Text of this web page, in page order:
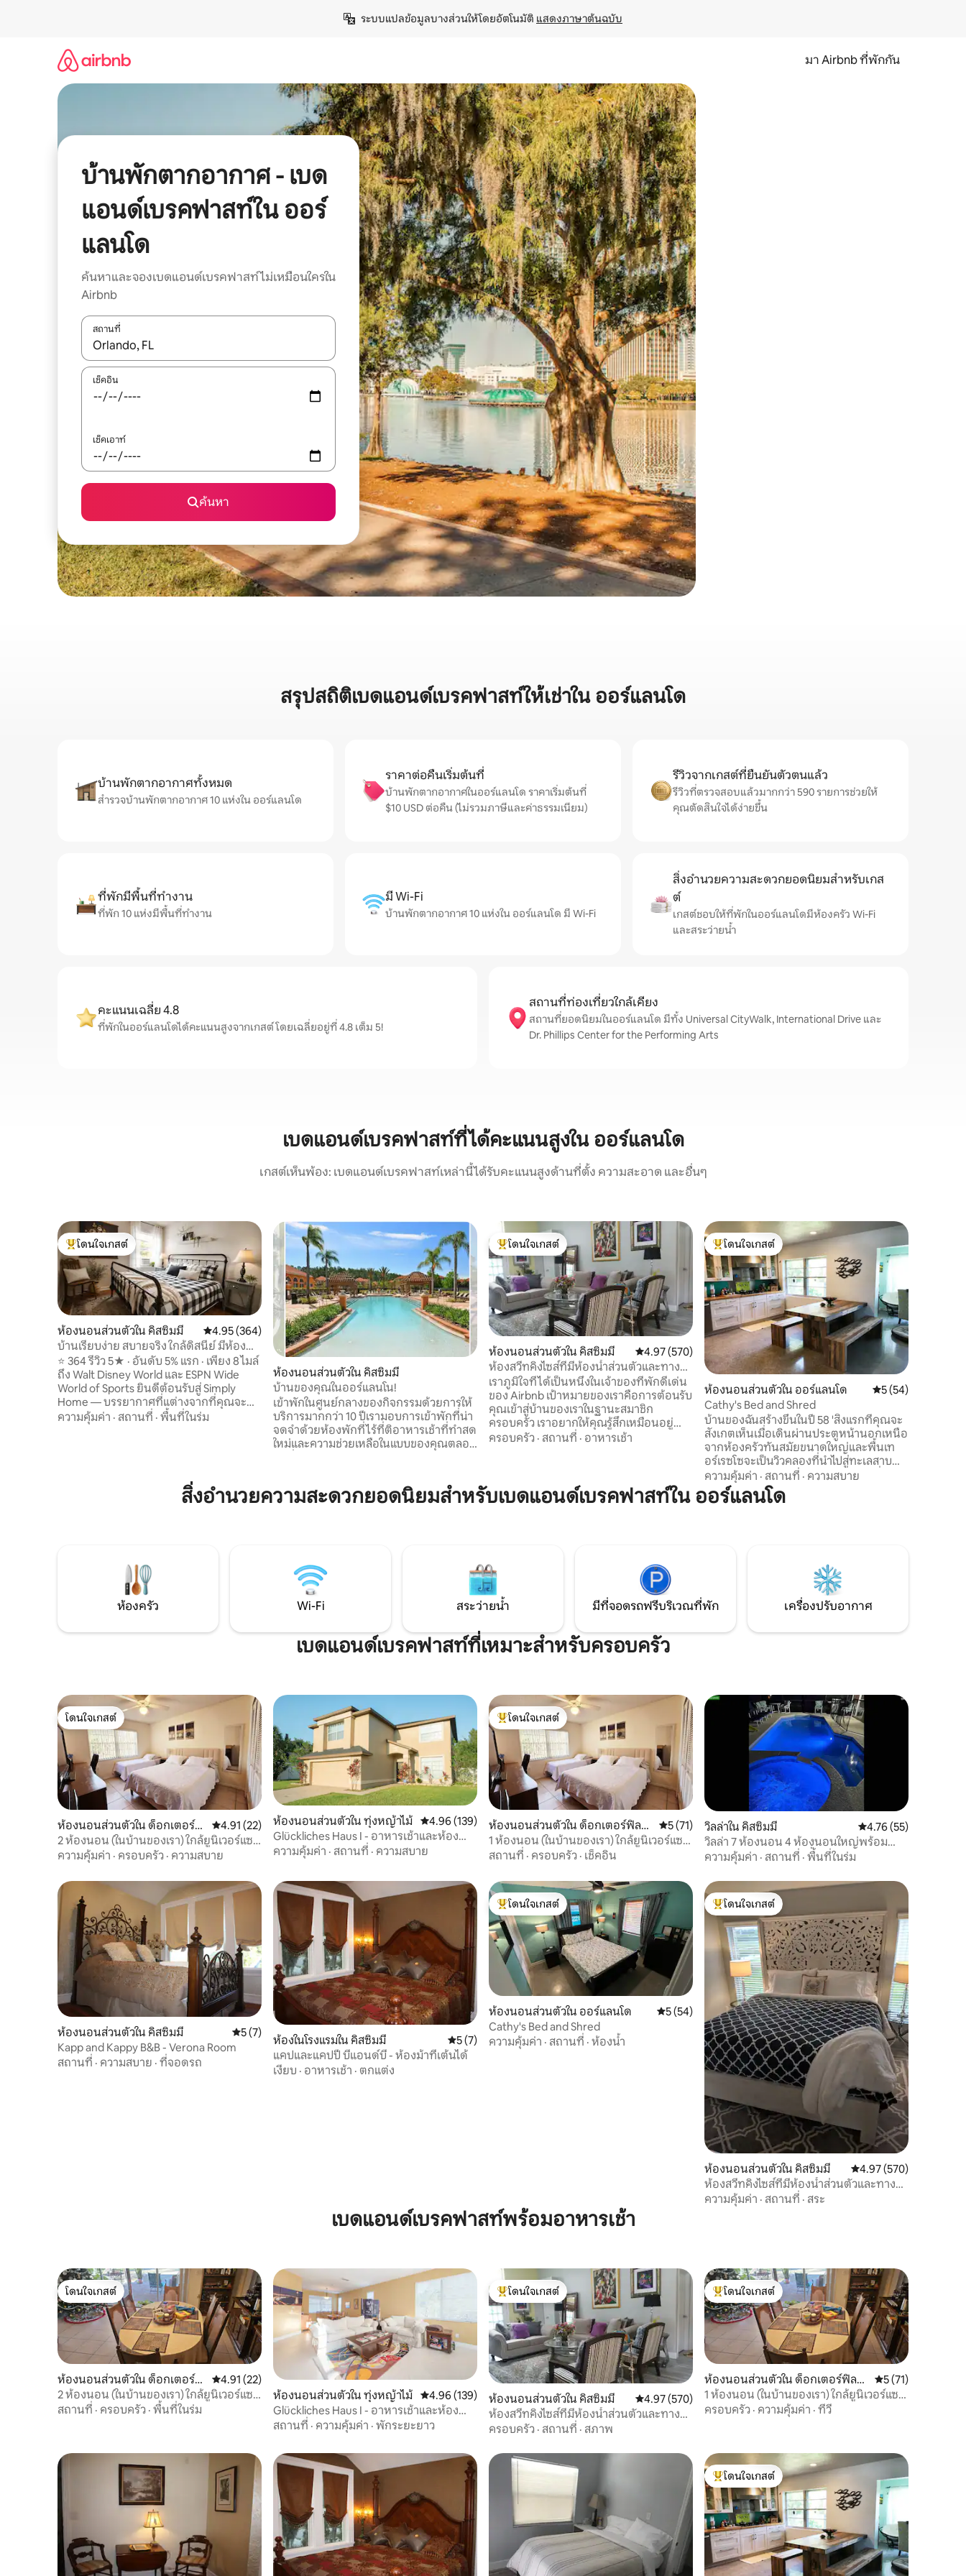
ระบบแปลข้อมูลบางส่วนให้โดยอัตโนมัติ แสดงภาษาต้นฉบับ
มา Airbnb ที่พักกัน
บ้านพักตากอากาศ - เบด
แอนด์เบรคฟาสท์ใน ออร์
แลนโด
ค้นหาและจองเบดแอนด์เบรคฟาสท์ไม่เหมือนใครใน
Airbnb
สถานที่
ใช้ลูกศรขึ้นลง หรือใช้การสัมผัสหรือปัด เพื่อสำรวจผลการค้นหา
เช็คอิน
เช็คเอาท์
ค้นหา
สรุปสถิติเบดแอนด์เบรคฟาสท์ให้เช่าใน ออร์แลนโด
บ้านพักตากอากาศทั้งหมด
สำรวจบ้านพักตากอากาศ 10 แห่งใน ออร์แลนโด
ราคาต่อคืนเริ่มต้นที่
บ้านพักตากอากาศในออร์แลนโด ราคาเริ่มต้นที่
$10 USD ต่อคืน (ไม่รวมภาษีและค่าธรรมเนียม)
รีวิวจากเกสต์ที่ยืนยันตัวตนแล้ว
รีวิวที่ตรวจสอบแล้วมากกว่า 590 รายการช่วยให้
คุณตัดสินใจได้ง่ายขึ้น
ที่พักมีพื้นที่ทำงาน
ที่พัก 10 แห่งมีพื้นที่ทำงาน
มี Wi-Fi
บ้านพักตากอากาศ 10 แห่งใน ออร์แลนโด มี Wi-Fi
สิ่งอำนวยความสะดวกยอดนิยมสำหรับเกส
ต์
เกสต์ชอบให้ที่พักในออร์แลนโดมีห้องครัว Wi-Fi
และสระว่ายน้ำ
คะแนนเฉลี่ย 4.8
ที่พักในออร์แลนโดได้คะแนนสูงจากเกสต์ โดยเฉลี่ยอยู่ที่ 4.8 เต็ม 5!
สถานที่ท่องเที่ยวใกล้เคียง
สถานที่ยอดนิยมในออร์แลนโด มีทั้ง Universal CityWalk, International Drive และ
Dr. Phillips Center for the Performing Arts
เบดแอนด์เบรคฟาสท์ที่ได้คะแนนสูงใน ออร์แลนโด
เกสต์เห็นพ้อง: เบดแอนด์เบรคฟาสท์เหล่านี้ได้รับคะแนนสูงด้านที่ตั้ง ความสะอาด และอื่นๆ
โดนใจเกสต์ที่สุด
โดนใจเกสต์
ห้องนอนส่วนตัวใน คิสซิมมี คะแนนเฉลี่ย 4.95 จาก 5, 364 รีวิว
4.95 (364)
บ้านเรียบง่าย สบายจริง ใกล้ดิสนีย์ มีห้อง
ครัวให้ใช้
⭐ 364 รีวิว 5★ · อันดับ 5% แรก · เพียง 8 ไมล์
ถึง Walt Disney World และ ESPN Wide
World of Sports ยินดีต้อนรับสู่ Simply
Home — บรรยากาศที่แต่างจากที่คุณจะ
พบในโรงแรมมาตรฐาน คู่รัก นักเดินทางคน
ปฏิบัติต่อคุณเหมือนเป็นครอบครัว สระว่าย
น้ำสวยงามที่มีตาข่ายกั้นพร้อมโมเสกมิกกี้ที่
ความคุ้มค่า · สถานที่ · พื้นที่ในร่ม
ห้องนอนส่วนตัวใน คิสซิมมี
บ้านของคุณในออร์แลนโน!
เข้าพักในศูนย์กลางของกิจกรรมด้วยการให้
บริการมากกว่า 10 ปีเรามอบการเข้าพักที่น่า
จดจำด้วยห้องพักที่ไร้ที่ติอาหารเช้าที่ทำสด
ใหม่และความช่วยเหลือในแบบของคุณตลอด
เพื่อความสะดวกสบายของคุณ มีที่จอดรถ
สะดวกสบายใกล้บ้านเพื่อให้เข้าถึงได้ง่าย เรา
ต้อนรับอย่างแท้จริง!
โดนใจเกสต์ที่สุด
โดนใจเกสต์
ห้องนอนส่วนตัวใน คิสซิมมี คะแนนเฉลี่ย 4.97 จาก 5, 570 รีวิว
4.97 (570)
ห้องสวีทคิงไซส์ที่มีห้องน้ำส่วนตัวและทาง
เข้าส่วนตัว
เราภูมิใจที่ได้เป็นหนึ่งในเจ้าของที่พักดีเด่น
ของ Airbnb เป้าหมายของเราคือการต้อนรับ
คุณเข้าสู่บ้านของเราในฐานะสมาชิก
ครอบครัว เราอยากให้คุณรู้สึกเหมือนอยู่
บ้านและมีความสุขผ่อนคลายและสร้างความ
พรีเมียมอินเทอร์เน็ตระดับพรีเมียมและตู้
เย็นไมโครเวฟและโต๊ะรับประทานอาหาร
ครอบครัว · สถานที่ · อาหารเช้า
โดนใจเกสต์ที่สุด
โดนใจเกสต์
ห้องนอนส่วนตัวใน ออร์แลนโด คะแนนเฉลี่ย 5 จาก
5 (54)
Cathy's Bed and Shred
บ้านของฉันสร้างขึ้นในปี 58 'สิ่งแรกที่คุณจะ
สังเกตเห็นเมื่อเดินผ่านประตูหน้านอกเหนือ
จากห้องครัวทันสมัยขนาดใหญ่และพื้นเท
อร์เรซโซจะเป็นวิวคลองที่นำไปสู่ทะเลสาบ
เคลียร์เลคได้ บ้านของฉันเป็นตัวแทนที่ดีว่า
ฉันเป็นใคร ควรเป็นเพราะฉันทาสีมัน! ทุก
อย่างในนั้นมีเรื่องราวของตัวเองเกี่ยวกับ
นักเดินทางที่ทุกคนมีเรื่องราว
ความคุ้มค่า · สถานที่ · ความสบาย
สิ่งอำนวยความสะดวกยอดนิยมสำหรับเบดแอนด์เบรคฟาสท์ใน ออร์แลนโด
ห้องครัว Wi-Fi สระว่ายน้ำ มีที่จอดรถฟรีบริเวณที่พัก เครื่องปรับอากาศ
เบดแอนด์เบรคฟาสท์ที่เหมาะสำหรับครอบครัว
โดนใจเกสต์
โดนใจเกสต์
ห้องนอนส่วนตัวใน ด็อกเตอร์ฟิ
ลลิปส์
คะแนนเฉลี่ย 4.91 จาก 5, 22 รีวิว
4.91 (22)
2 ห้องนอน (ในบ้านของเรา) ใกล้ยูนิเวอร์แซล
ดิสนีย์
ความคุ้มค่า · ครอบครัว · ความสบาย
ห้องนอนส่วนตัวใน ทุ่งหญ้าไม้ คะแนนเฉลี่ย 4.96 จาก 5, 139 รีวิว
4.96 (139)
Glückliches Haus I - อาหารเช้าและห้องน้ำ
ส่วนตัว
ความคุ้มค่า · สถานที่ · ความสบาย
โดนใจเกสต์ที่สุด
โดนใจเกสต์
ห้องนอนส่วนตัวใน ด็อกเตอร์ฟิลลิ
ปส์
คะแนนเฉลี่ย 5 จาก 5, 71 รีวิว
5 (71)
1 ห้องนอน (ในบ้านของเรา) ใกล้ยูนิเวอร์แซล
ดิสนีย์
สถานที่ · ครอบครัว · เช็คอิน
วิลล่าใน คิสซิมมี คะแนนเฉลี่ย 4.76 จาก
4.76 (55)
วิลล่า 7 ห้องนอน 4 ห้องนอนใหญ่พร้อม
เตียงคิงไซส์ + สระว่ายน้ำส่วนตัว ดิสนีย์และ
ความคุ้มค่า · สถานที่ · พื้นที่ในร่ม
ห้องนอนส่วนตัวใน คิสซิมมี คะแนนเฉลี่ย 5 จาก 5, 7 รีวิว
5 (7)
Kapp and Kappy B&B - Verona Room
สถานที่ · ความสบาย · ที่จอดรถ
ห้องในโรงแรมใน คิสซิมมี คะแนนเฉลี่ย 5 จาก 5, 7 รีวิว
5 (7)
แคปและแคปปี้ บีแอนด์บี - ห้องม้าที่เต้นได้
เงียบ · อาหารเช้า · ตกแต่ง
โดนใจเกสต์ที่สุด
โดนใจเกสต์
ห้องนอนส่วนตัวใน ออร์แลนโด คะแนนเฉลี่ย 5 จาก 5, 54 รีวิว
5 (54)
Cathy's Bed and Shred
ความคุ้มค่า · สถานที่ · ห้องน้ำ
โดนใจเกสต์ที่สุด
โดนใจเกสต์
ห้องนอนส่วนตัวใน คิสซิมมี คะแนนเฉลี่ย 4.97 จาก
4.97 (570)
ห้องสวีทคิงไซส์ที่มีห้องน้ำส่วนตัวและทาง
เข้าส่วนตัว
ความคุ้มค่า · สถานที่ · สระ
เบดแอนด์เบรคฟาสท์พร้อมอาหารเช้า
โดนใจเกสต์
โดนใจเกสต์
ห้องนอนส่วนตัวใน ด็อกเตอร์ฟิ
ลลิปส์
คะแนนเฉลี่ย 4.91 จาก 5, 22 รีวิว
4.91 (22)
2 ห้องนอน (ในบ้านของเรา) ใกล้ยูนิเวอร์แซล
ดิสนีย์
สถานที่ · ครอบครัว · พื้นที่ในร่ม
ห้องนอนส่วนตัวใน ทุ่งหญ้าไม้ คะแนนเฉลี่ย 4.96 จาก 5, 139 รีวิว
4.96 (139)
Glückliches Haus I - อาหารเช้าและห้องน้ำ
ส่วนตัว
สถานที่ · ความคุ้มค่า · พักระยะยาว
โดนใจเกสต์ที่สุด
โดนใจเกสต์
ห้องนอนส่วนตัวใน คิสซิมมี คะแนนเฉลี่ย 4.97 จาก 5, 570 รีวิว
4.97 (570)
ห้องสวีทคิงไซส์ที่มีห้องน้ำส่วนตัวและทาง
เข้าส่วนตัว
ครอบครัว · สถานที่ · สภาพ
โดนใจเกสต์ที่สุด
โดนใจเกสต์
ห้องนอนส่วนตัวใน ด็อกเตอร์ฟิลลิ
ปส์
คะแนนเฉลี่ย 5 จาก
5 (71)
1 ห้องนอน (ในบ้านของเรา) ใกล้ยูนิเวอร์แซล
ดิสนีย์
ครอบครัว · ความคุ้มค่า · ทีวี
โดนใจเกสต์ที่สุด
โดนใจเกสต์